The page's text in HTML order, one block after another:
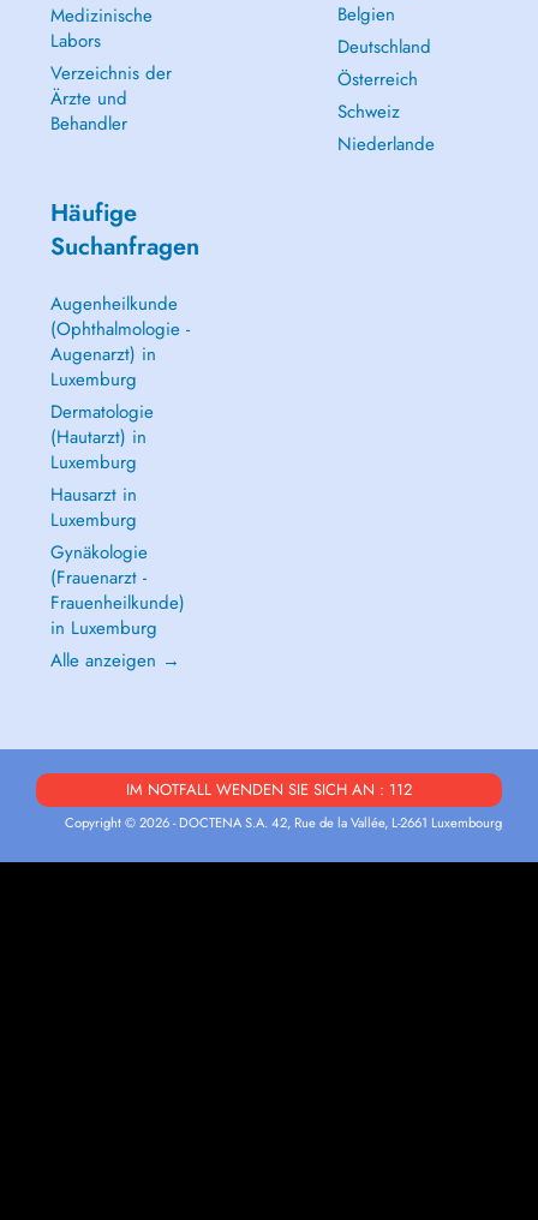
Medizinische
Labors
Verzeichnis der
Ärzte und
Behandler
Belgien
Deutschland
Österreich
Schweiz
Niederlande
Häufige
Suchanfragen
Augenheilkunde
(Ophthalmologie -
Augenarzt) in
Luxemburg
Dermatologie
(Hautarzt) in
Luxemburg
Hausarzt in
Luxemburg
Gynäkologie
(Frauenarzt -
Frauenheilkunde)
in Luxemburg
Alle anzeigen →
IM NOTFALL WENDEN SIE SICH AN : 112
Copyright © 2026 - DOCTENA S.A. 42, Rue de la Vallée, L-2661 Luxembourg